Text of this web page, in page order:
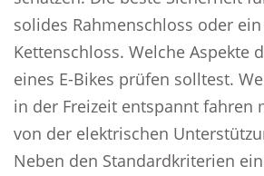
solides Rahmenschloss oder
Kettenschloss. Welche Aspekte
eines E-Bikes prüfen solltest.
in der Freizeit entspannt fahren
von der elektrischen
Neben den Standardkriterien